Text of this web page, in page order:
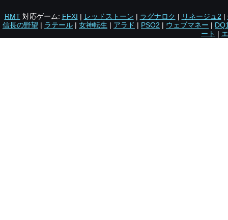
RMT対応ゲーム: FFXI | レッドストーン | ラグナロク | リネージュ2 |
信長の野望 | ラテール | 女神転生 | アラド | PSO2 | ウェブマネー |
ート |